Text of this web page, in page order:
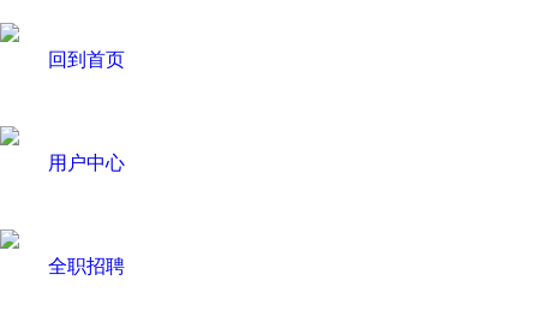
回到首页
用户中心
全职招聘